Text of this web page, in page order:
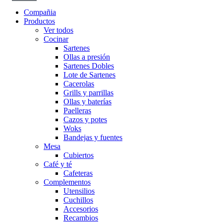
Compañia
Productos
Ver todos
Cocinar
Sartenes
Ollas a presión
Sartenes Dobles
Lote de Sartenes
Cacerolas
Grills y parrillas
Ollas y baterías
Paelleras
Cazos y potes
Woks
Bandejas y fuentes
Mesa
Cubiertos
Café y té
Cafeteras
Complementos
Utensilios
Cuchillos
Accesorios
Recambios